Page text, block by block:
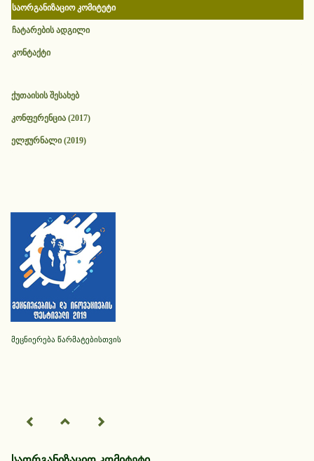
საორგანიზაციო კომიტეტი
ჩატარების ადგილი
კონტაქტი
ქუთაისის შესახებ
კონფერენცია (2017)
ელჟურნალი (2019)
მეცნიერება წარმატებისთვის